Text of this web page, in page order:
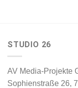
STUDIO 26
AV Media-Projekte
Sophienstraße 26,